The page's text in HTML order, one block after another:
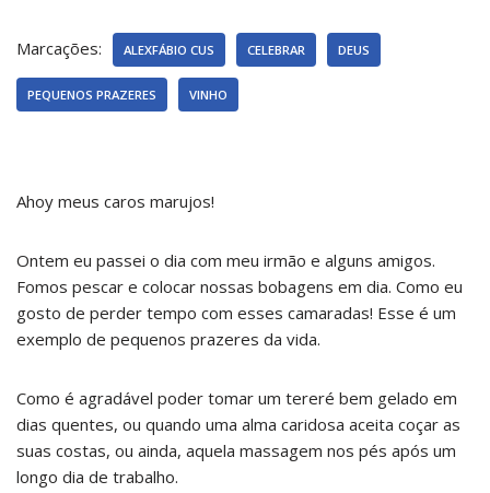
Marcações: ALEXFÁBIO CUS CELEBRAR DEUS
PEQUENOS PRAZERES VINHO
Ahoy meus caros marujos!
Ontem eu passei o dia com meu irmão e alguns amigos.
Fomos pescar e colocar nossas bobagens em dia. Como eu
gosto de perder tempo com esses camaradas! Esse é um
exemplo de pequenos prazeres da vida.
Como é agradável poder tomar um tereré bem gelado em
dias quentes, ou quando uma alma caridosa aceita coçar as
suas costas, ou ainda, aquela massagem nos pés após um
longo dia de trabalho.